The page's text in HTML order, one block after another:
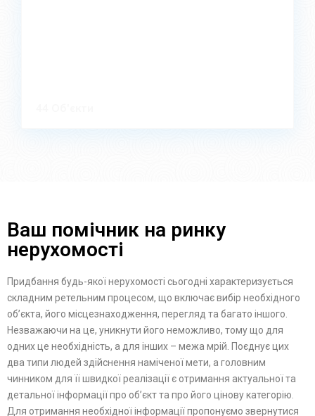
Ваш помічник на ринку
нерухомості
Придбання будь-якої нерухомості сьогодні характеризується
складним ретельним процесом, що включає вибір необхідного
об’єкта, його місцезнаходження, перегляд та багато іншого.
Незважаючи на це, уникнути його неможливо, тому що для
одних це необхідність, а для інших – межа мрій. Поєднує цих
два типи людей здійснення наміченої мети, а головним
чинником для її швидкої реалізації є отримання актуальної та
детальної інформації про об’єкт та про його цінову категорію.
Для отримання необхідної інформації пропонуємо звернутися